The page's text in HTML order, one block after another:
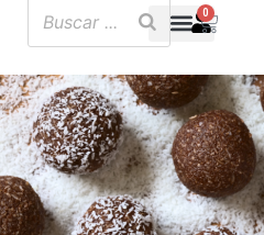
0